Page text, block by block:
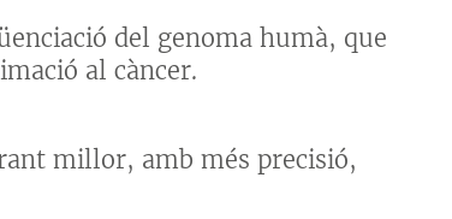
del genoma humà, que
al càncer.
millor, amb més precisió,